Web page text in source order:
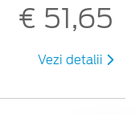
€ 51,65
Vezi detalii